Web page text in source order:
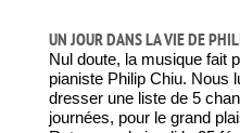
UN JOUR DANS LA VIE DE
Nul doute, la musique fait
pianiste Philip Chiu. Nous
dresser une liste de 5
journées, pour le grand